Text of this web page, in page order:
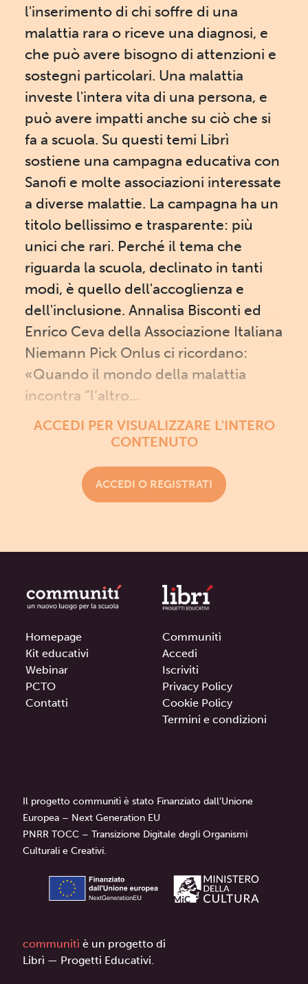
l'inserimento di chi soffre di una
malattia rara o riceve una diagnosi, e
che può avere bisogno di attenzioni e
sostegni particolari. Una malattia
investe l'intera vita di una persona, e
può avere impatti anche su ciò che si
fa a scuola. Su questi temi Librì
sostiene una campagna educativa con
Sanofi e molte associazioni interessate
a diverse malattie. La campagna ha un
titolo bellissimo e trasparente: più
unici che rari. Perché il tema che
riguarda la scuola, declinato in tanti
modi, è quello dell'accoglienza e
dell'inclusione. Annalisa Bisconti ed
Enrico Ceva della Associazione Italiana
Niemann Pick Onlus ci ricordano:
«Quando il mondo della malattia
incontra “l’altro...
ACCEDI PER VISUALIZZARE L'INTERO
CONTENUTO
ACCEDI O REGISTRATI
Homepage
Kit educativi
Webinar
PCTO
Contatti
Communitì
Accedi
Iscriviti
Privacy Policy
Cookie Policy
Termini e condizioni
Il progetto communitì è stato Finanziato dall’Unione
Europea – Next Generation EU
PNRR TOCC – Transizione Digitale degli Organismi
Culturali e Creativi.
communitì è un progetto di
Librì — Progetti Educativi.